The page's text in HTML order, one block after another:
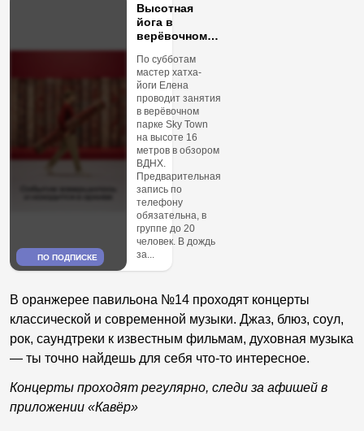
ПО ПОДПИСКЕ
Высотная
йога в
верёвочном
По субботам
мастер хатха-
йоги Елена
проводит занятия
в верёвочном
парке Sky Town
на высоте 16
метров в обзором
ВДНХ.
Предварительная
запись по
телефону
обязательна, в
группе до 20
человек. В дождь
за...
В оранжерее павильона №14 проходят концерты
классической и современной музыки. Джаз, блюз, соул,
рок, саундтреки к известным фильмам, духовная музыка
— ты точно найдешь для себя что-то интересное.
Концерты проходят регулярно, следи за афишей в
приложении «Кавёр»